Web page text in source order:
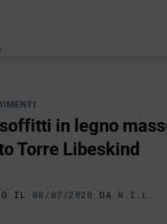
in legno
Torre Libeskind
IL 08/07/2020 DA N.I.L.